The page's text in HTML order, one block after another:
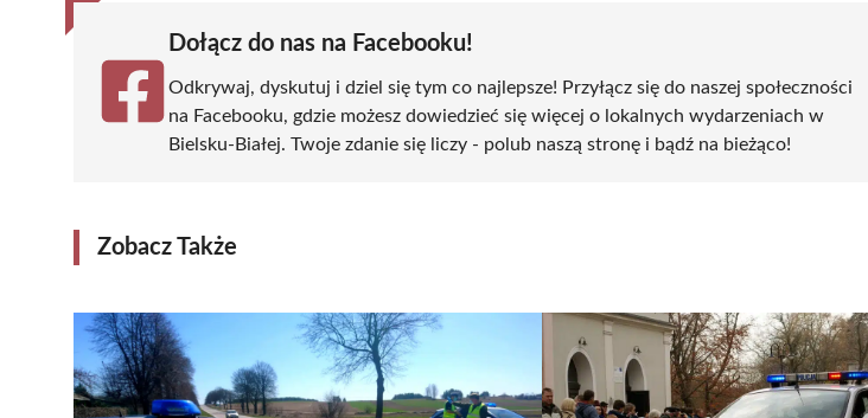
Dołącz do nas na Facebooku!
Odkrywaj, dyskutuj i dziel się tym co najlepsze! Przyłącz się do naszej społeczności
na Facebooku, gdzie możesz dowiedzieć się więcej o lokalnych wydarzeniach w
Bielsku-Białej. Twoje zdanie się liczy - polub naszą stronę i bądź na bieżąco!
Zobacz Także